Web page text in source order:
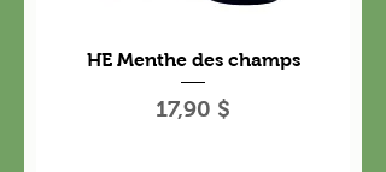
HE Menthe des champs
Prix
17,90 $